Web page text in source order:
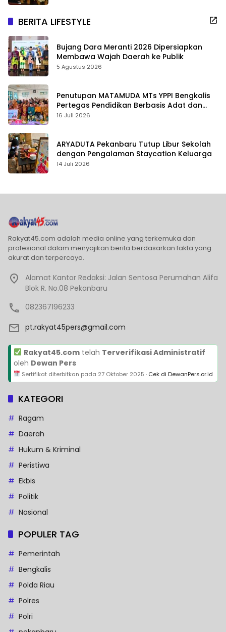
BERITA LIFESTYLE
Bujang Dara Meranti 2026 Dipersiapkan
Membawa Wajah Daerah ke Publik
5 Agustus 2026
Penutupan MATAMUDA MTs YPPI Bengkalis
Pertegas Pendidikan Berbasis Adat dan
Karakter
16 Juli 2026
ARYADUTA Pekanbaru Tutup Libur Sekolah
dengan Pengalaman Staycation Keluarga
14 Juli 2026
Rakyat45.com adalah media online yang terkemuka dan
profesional dalam menyajikan berita berdasarkan fakta yang
akurat dan terpercaya.
Alamat Kantor Redaksi: Jalan Sentosa Perumahan Alifa
Blok R. No.08 Pekanbaru
082367196233
pt.rakyat45pers@gmail.com
Rakyat45.comtelah Terverifikasi Administratif
oleh Dewan Pers
Sertifikat diterbitkan pada 27 Oktober 2025 · Cek di DewanPers.or.id
KATEGORI
Ragam
Daerah
Hukum & Kriminal
Peristiwa
Ekbis
Politik
Nasional
POPULER TAG
Pemerintah
Bengkalis
Polda Riau
Polres
Polri